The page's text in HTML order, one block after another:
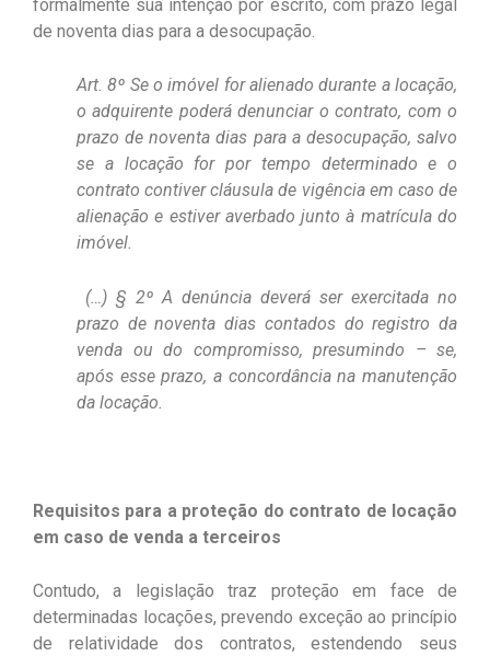
formalmente sua intenção por escrito, com prazo legal
de noventa dias para a desocupação.
Art. 8º Se o imóvel for alienado durante a locação,
o adquirente poderá denunciar o contrato, com o
prazo de noventa dias para a desocupação, salvo
se a locação for por tempo determinado e o
contrato contiver cláusula de vigência em caso de
alienação e estiver averbado junto à matrícula do
imóvel.
(…) § 2º A denúncia deverá ser exercitada no
prazo de noventa dias contados do registro da
venda ou do compromisso, presumindo – se,
após esse prazo, a concordância na manutenção
da locação.
Requisitos para a proteção do contrato de locação
em caso de venda a terceiros
Contudo, a legislação traz proteção em face de
determinadas locações, prevendo exceção ao princípio
de relatividade dos contratos, estendendo seus